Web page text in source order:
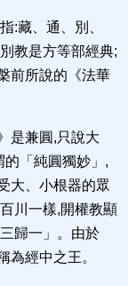
:藏、通、別、
教是方等部經典;
前所說的《法華
是兼圓,只說大
「純圓獨妙」,
大、小根器的眾
川一樣,開權教顯
歸一」。由於
為經中之王。